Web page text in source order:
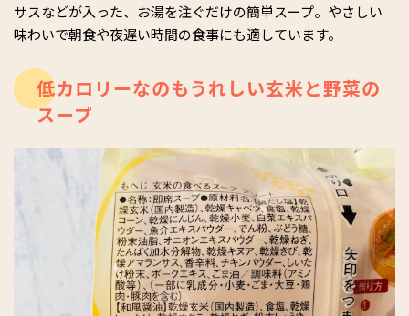
サスなどが入った、お湯を注ぐだけの簡単スープ。やさしい
味わいで朝食や夜遅い時間の食事にも適しています。
低カロリーなのもうれしい玄米と野菜の
スープ